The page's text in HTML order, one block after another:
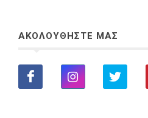
ΑΚΟΛΟΥΘΗΣΤΕ ΜΑΣ